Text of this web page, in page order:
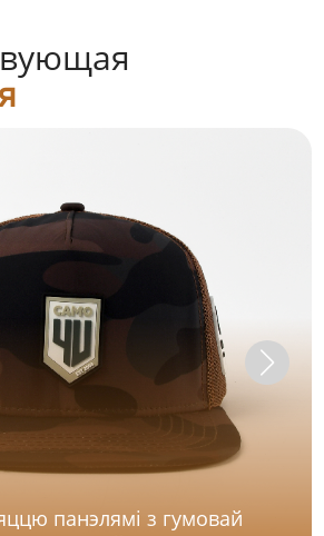
панэлямі з гумовай